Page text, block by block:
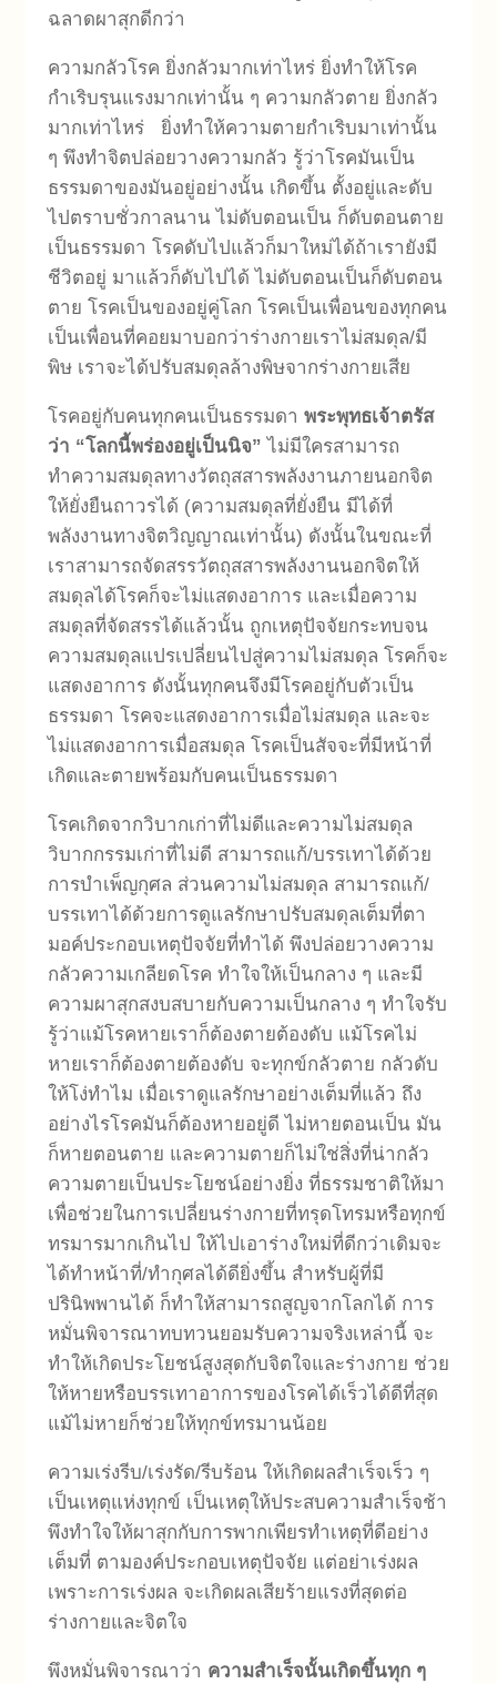
ฉลาดผาสุกดีกว่า
ความกลัวโรค ยิ่งกลัวมากเท่าไหร่ ยิ่งทำให้โรค
กำเริบรุนแรงมากเท่านั้น ๆ ความกลัวตาย ยิ่งกลัว
มากเท่าไหร่ ยิ่งทำให้ความตายกำเริบมาเท่านั้น
ๆ พึงทำจิตปล่อยวางความกลัว รู้ว่าโรคมันเป็น
ธรรมดาของมันอยู่อย่างนั้น เกิดขึ้น ตั้งอยู่และดับ
ไปตราบชั่วกาลนาน ไม่ดับตอนเป็น ก็ดับตอนตาย
เป็นธรรมดา โรคดับไปแล้วก็มาใหม่ได้ถ้าเรายังมี
ชีวิตอยู่ มาแล้วก็ดับไปได้ ไม่ดับตอนเป็นก็ดับตอน
ตาย โรคเป็นของอยู่คู่โลก โรคเป็นเพื่อนของทุกคน
เป็นเพื่อนที่คอยมาบอกว่าร่างกายเราไม่สมดุล/มี
พิษ เราจะได้ปรับสมดุลล้างพิษจากร่างกายเสีย
โรคอยู่กับคนทุกคนเป็นธรรมดา พระพุทธเจ้าตรัส
ว่า “โลกนี้พร่องอยู่เป็นนิจ” ไม่มีใครสามารถ
ทำความสมดุลทางวัตถุสสารพลังงานภายนอกจิต
ให้ยั่งยืนถาวรได้ (ความสมดุลที่ยั่งยืน มีได้ที่
พลังงานทางจิตวิญญาณเท่านั้น) ดังนั้นในขณะที่
เราสามารถจัดสรรวัตถุสสารพลังงานนอกจิตให้
สมดุลได้โรคก็จะไม่แสดงอาการ และเมื่อความ
สมดุลที่จัดสรรได้แล้วนั้น ถูกเหตุปัจจัยกระทบจน
ความสมดุลแปรเปลี่ยนไปสู่ความไม่สมดุล โรคก็จะ
แสดงอาการ ดังนั้นทุกคนจึงมีโรคอยู่กับตัวเป็น
ธรรมดา โรคจะแสดงอาการเมื่อไม่สมดุล และจะ
ไม่แสดงอาการเมื่อสมดุล โรคเป็นสัจจะที่มีหน้าที่
เกิดและตายพร้อมกับคนเป็นธรรมดา
โรคเกิดจากวิบากเก่าที่ไม่ดีและความไม่สมดุล
วิบากกรรมเก่าที่ไม่ดี สามารถแก้/บรรเทาได้ด้วย
การบำเพ็ญกุศล ส่วนความไม่สมดุล สามารถแก้/
บรรเทาได้ด้วยการดูแลรักษาปรับสมดุลเต็มที่ตา
มอค์ประกอบเหตุปัจจัยที่ทำได้ พึงปล่อยวางความ
กลัวความเกลียดโรค ทำใจให้เป็นกลาง ๆ และมี
ความผาสุกสงบสบายกับความเป็นกลาง ๆ ทำใจรับ
รู้ว่าแม้โรคหายเราก็ต้องตายต้องดับ แม้โรคไม่
หายเราก็ต้องตายต้องดับ จะทุกข์กลัวตาย กลัวดับ
ให้โง่ทำไม เมื่อเราดูแลรักษาอย่างเต็มที่แล้ว ถึง
อย่างไรโรคมันก็ต้องหายอยู่ดี ไม่หายตอนเป็น มัน
ก็หายตอนตาย และความตายก็ไม่ใช่สิ่งที่น่ากลัว
ความตายเป็นประโยชน์อย่างยิ่ง ที่ธรรมชาติให้มา
เพื่อช่วยในการเปลี่ยนร่างกายที่ทรุดโทรมหรือทุกข์
ทรมารมากเกินไป ให้ไปเอาร่างใหม่ที่ดีกว่าเดิมจะ
ได้ทำหน้าที่/ทำกุศลได้ดียิ่งขึ้น สำหรับผู้ที่มี
ปรินิพพานได้ ก็ทำให้สามารถสูญจากโลกได้ การ
หมั่นพิจารณาทบทวนยอมรับความจริงเหล่านี้ จะ
ทำให้เกิดประโยชน์สูงสุดกับจิตใจและร่างกาย ช่วย
ให้หายหรือบรรเทาอาการของโรคได้เร็วได้ดีที่สุด
แม้ไม่หายก็ช่วยให้ทุกข์ทรมานน้อย
ความเร่งรีบ/เร่งรัด/รีบร้อน ให้เกิดผลสำเร็จเร็ว ๆ
เป็นเหตุแห่งทุกข์ เป็นเหตุให้ประสบความสำเร็จช้า
พึงทำใจให้ผาสุกกับการพากเพียรทำเหตุที่ดีอย่าง
เต็มที่ ตามองค์ประกอบเหตุปัจจัย แต่อย่าเร่งผล
เพราะการเร่งผล จะเกิดผลเสียร้ายแรงที่สุดต่อ
ร่างกายและจิตใจ
พึงหมั่นพิจารณาว่า ความสำเร็จนั้นเกิดขึ้นทุก ๆ